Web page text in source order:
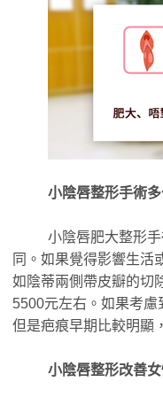
小陰唇整形手術多
小陰唇肥大整形
同。如果覺得影響生活
如陰蒂兩側帶皮瓣的切
5500元左右。如果考慮
但是疤痕早期比較明顯
小陰唇整形改善